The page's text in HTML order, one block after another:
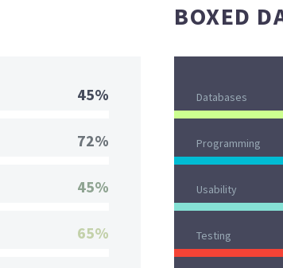
45%
72%
45%
65%
BOXED
Databases
Programming
Usability
Testing